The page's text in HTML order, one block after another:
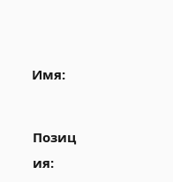
Имя:
Позиц
ия: